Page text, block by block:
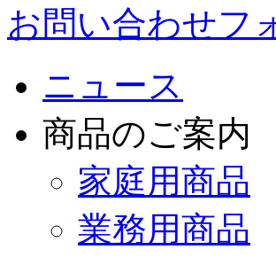
お問い合わせフ
ニュース
商品のご案内
家庭用商品
業務用商品